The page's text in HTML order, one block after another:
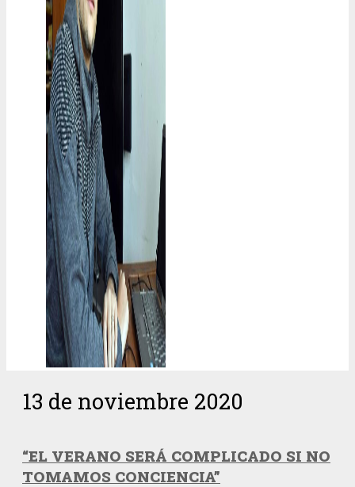
13 de noviembre 2020
“EL VERANO SERÁ COMPLICADO SI NO
TOMAMOS CONCIENCIA”